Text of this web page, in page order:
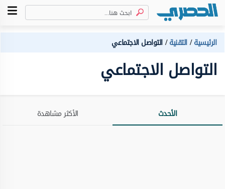
الرئيسية التقنية التواصل الاجتماعي
التواصل الاجتماعي
الأحدث الأكثر مشاهدة